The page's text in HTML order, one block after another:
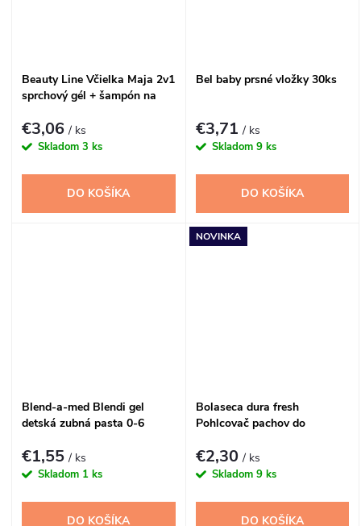
Beauty Line Včielka Maja 2v1
sprchový gél + šampón na
€3,06/ ks
Skladom 3 ks
DO KOŠÍKA
Bel baby prsné vložky 30ks
€3,71/ ks
Skladom 9 ks
DO KOŠÍKA
Blend-a-med Blendi gel
detská zubná pasta 0-6
€1,55/ ks
Skladom 1 ks
DO KOŠÍKA
NOVINKA
Bolaseca dura fresh
Pohlcovač pachov do
€2,30/ ks
Skladom 9 ks
DO KOŠÍKA